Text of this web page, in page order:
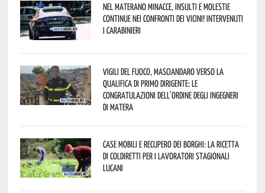
Nel materano minacce, insulti e molestie
continue nei confronti dei vicini! Intervenuti
i Carabinieri
Vigili del Fuoco, Masciandaro verso la
qualifica di Primo Dirigente: le
congratulazioni dell’Ordine degli Ingegneri
di Matera
Case mobili e recupero dei borghi: la ricetta
di Coldiretti per i lavoratori stagionali
lucani